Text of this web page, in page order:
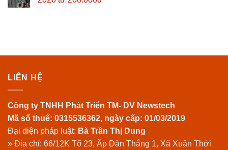
LIÊN HỆ
Công ty TNHH Phát Triển TM- DV Newstech
Mã số thuế: 0315536362, ngày cấp: 01/03/2019
Đại diện pháp luật: Bà Trần Thị Dung
» Địa chỉ: 66/12K Tổ 23, Ấp Dân Thắng 1, Xã Xuân Thới